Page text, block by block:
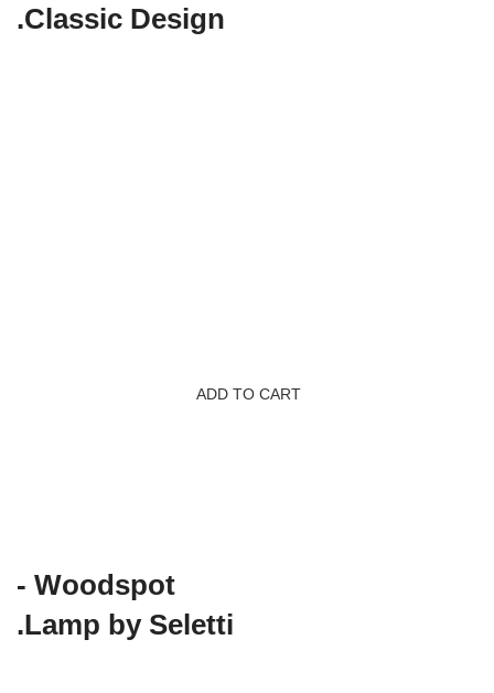
Classic Design.
$1999.00
ADD TO CART
Woodspot -
Lamp by Seletti.